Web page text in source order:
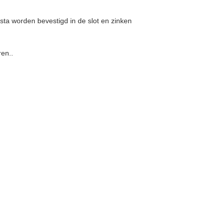
worden bevestigd in de slot en zinken